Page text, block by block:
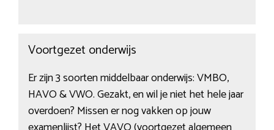
Voortgezet onderwijs
Er zijn 3 soorten middelbaar onderwijs: VMBO,
HAVO & VWO. Gezakt, en wil je niet het hele jaar
overdoen? Missen er nog vakken op jouw